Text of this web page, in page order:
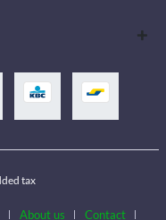
tax
About us Contact